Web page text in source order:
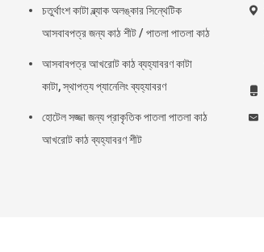
চতুর্থাংশ কাটা ব্ল্যাক অলঙ্কার সিন্থেটিক
আসবাবপত্র জন্য কাঠ শীট / পাতলা পাতলা কাঠ
আসবাবপত্র আখরোট কাঠ ব্যহ্যাবরণ কাটা
কাটা, স্থাপত্য প্যানেলিং ব্যহ্যাবরণ
হোটেল সজ্জা জন্য প্রাকৃতিক পাতলা পাতলা কাঠ
আখরোট কাঠ ব্যহ্যাবরণ শীট